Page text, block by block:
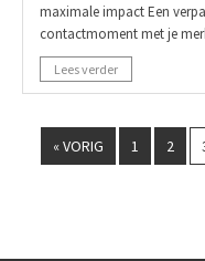
maximale impact Een
contactmoment met je
Lees verder
« VORIG 1 2